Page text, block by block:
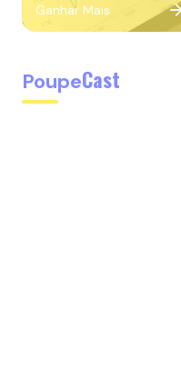
Ganhar Mais
PoupeCast